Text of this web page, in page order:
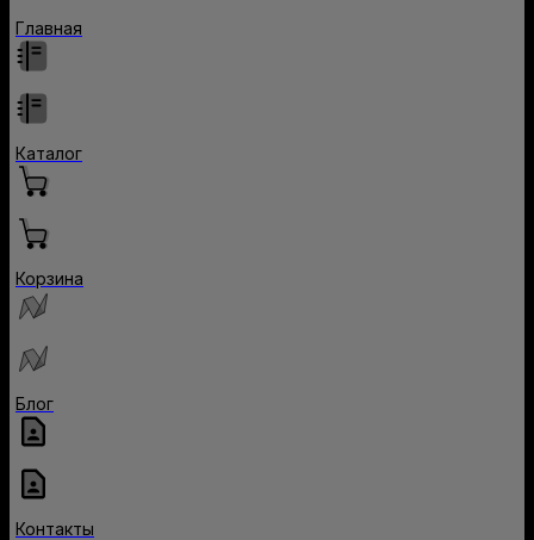
Главная
Каталог
Корзина
Блог
Контакты